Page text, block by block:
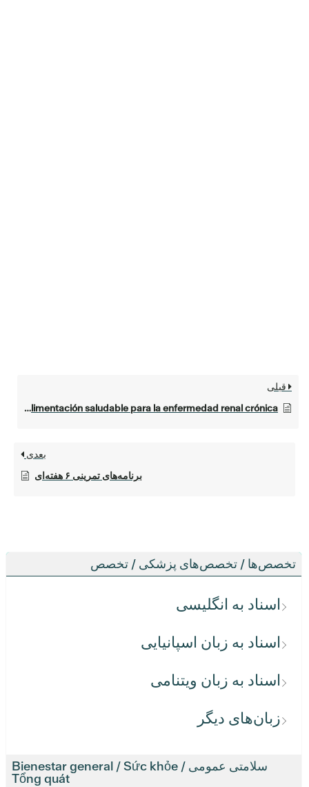
تخصص‌ها / تخصص‌های پزشکی / تخصص
اسناد به انگلیسی
اسناد به زبان اسپانیایی
اسناد به زبان ویتنامی
زبان‌های دیگر
سلامتی عمومی / Bienestar general / Sức khỏe
Tổng quát
قبلی
Mi plato: Alimentación saludable para la enfermedad renal crónica
بعدی
برنامه‌های تمرینی ۶ هفته‌ای